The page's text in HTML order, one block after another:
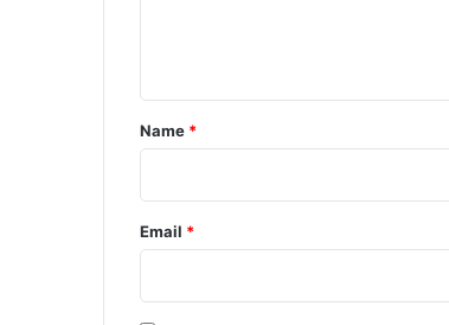
*
Name *
Email *